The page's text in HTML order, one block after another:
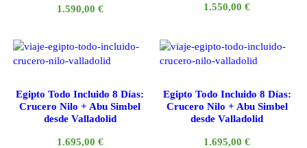
1.590,00 € 1.550,00€
Egipto Todo Incluido 8 Días:
Crucero Nilo + Abu Simbel
desde Valladolid
1.695,00 €
Egipto Todo Incluido 8 Días:
Crucero Nilo + Abu Simbel
desde Valladolid
1.695,00€